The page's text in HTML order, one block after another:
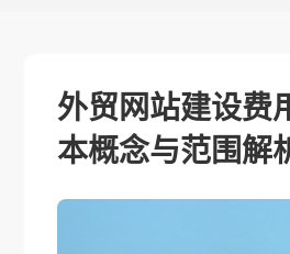
外贸网站建设费
本概念与范围解